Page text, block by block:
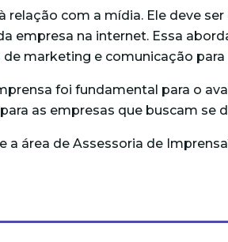
com a mídia. Ele deve
empresa na internet. Essa
marketing e comunicação
foi fundamental para o
as empresas que buscam se
área de Assessoria de